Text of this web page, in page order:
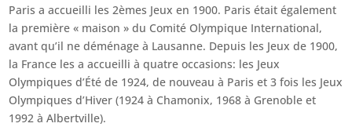
Paris a accueilli les 2èmes Jeux en 1900. Paris était également
la première « maison » du Comité Olympique International,
avant qu’il ne déménage à Lausanne. Depuis les Jeux de 1900,
la France les a accueilli à quatre occasions: les Jeux
Olympiques d’Été de 1924, de nouveau à Paris et 3 fois les Jeux
Olympiques d’Hiver (1924 à Chamonix, 1968 à Grenoble et
1992 à Albertville).